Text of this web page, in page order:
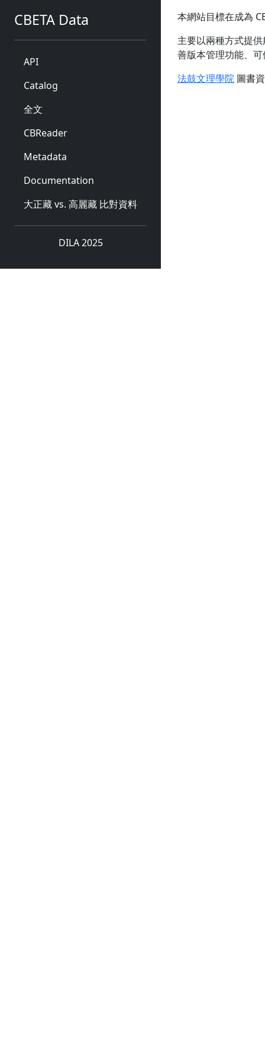
CBETA Data
API
Catalog
全文
CBReader
Metadata
Documentation
大正藏 vs. 高麗藏 比對資料
DILA 2025
本網站目標在成為
主要以兩種方式提
善版本管理功能、
法鼓文理學院 圖書